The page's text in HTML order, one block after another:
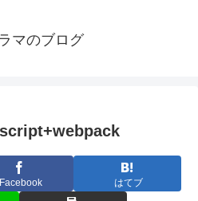
マのブログ
Facebook はてブ